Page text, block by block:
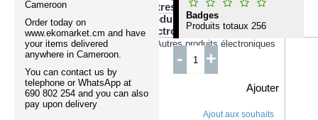
Autres
produits
électroniques
Cameroon
Order today on
www.ekomarket.cm and have
your items delivered
anywhere in Cameroon.
You can contact us by
telephone or WhatsApp at
690 802 254 and you can also
pay upon delivery
Badges
Produits totaux 256
- +
Ajouter
Ajout aux souhaits